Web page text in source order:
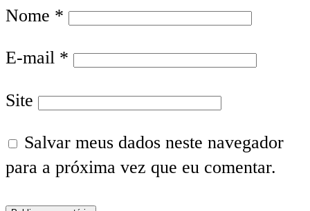
Nome *
E-mail *
Site
Salvar meus dados neste navegador
para a próxima vez que eu comentar.